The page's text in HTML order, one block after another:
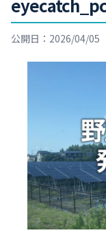
公開日：2026/04/05